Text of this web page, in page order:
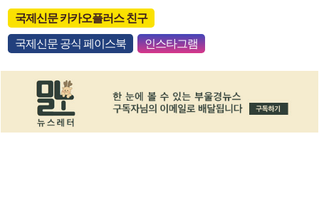
국제신문 카카오플러스 친구
국제신문 공식 페이스북 인스타그램